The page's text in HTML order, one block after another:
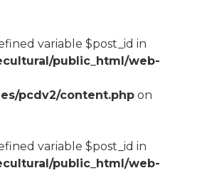
variable $post_id in
public_html/web-
pcdv2/content.phpon
variable $post_id in
public_html/web-